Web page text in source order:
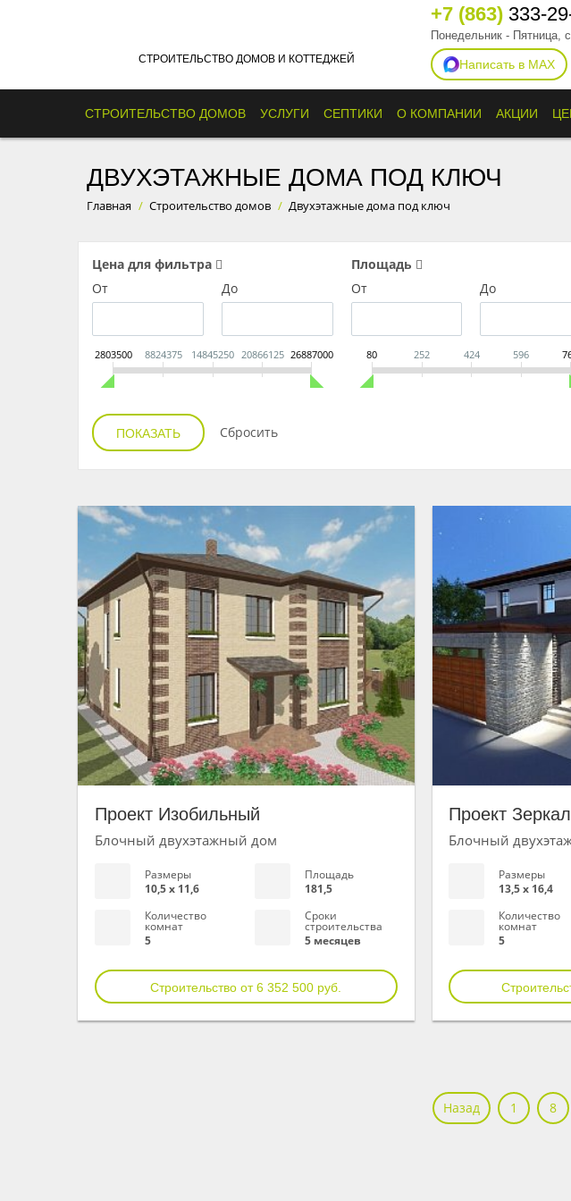
СТРОИТЕЛЬСТВО ДОМОВ И КОТТЕДЖЕЙ
+7 (863) 333-
Понедельник - Пятница,
Написать в MAX
СТРОИТЕЛЬСТВО ДОМОВ УСЛУГИ СЕПТИКИ О КОМПАНИИ АКЦИИ
ДВУХЭТАЖНЫЕ ДОМА ПОД КЛЮЧ
Главная / Строительство домов / Двухэтажные дома под ключ
Цена для фильтра
От
До
2803500 8824375 14845250 20866125 26887000
Площадь
От
До
80 252 424 596
Проект Изобильный
Блочный двухэтажный дом
Размеры
10,5 х 11,6
Площадь
181,5
Количество
комнат
5
Сроки
строительства
5 месяцев
Строительство от 6 352 500 руб.
Проект
Блочный
Размеры
13,5 х 16,4
Количество
комнат
5
Назад 1 8